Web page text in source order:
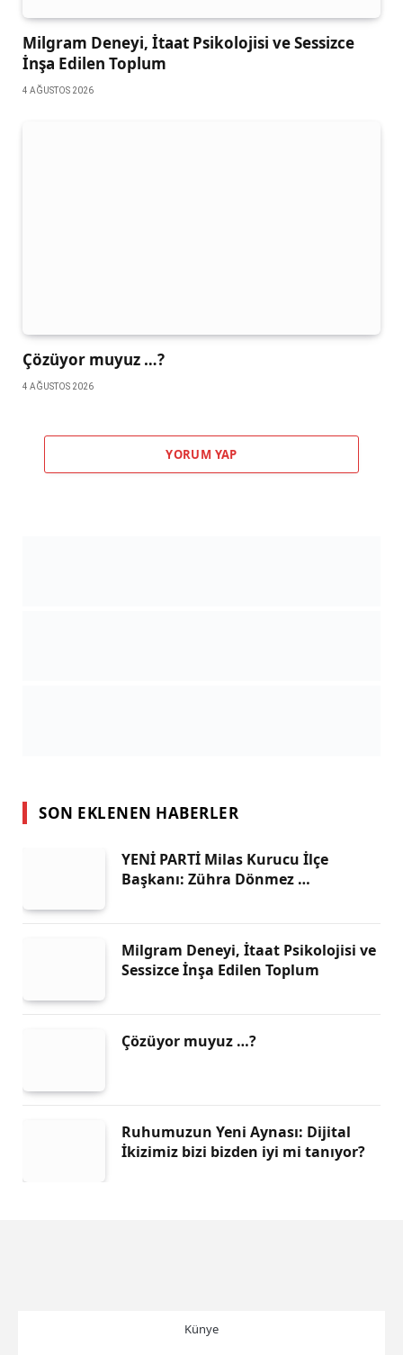
Milgram Deneyi, İtaat Psikolojisi ve Sessizce
İnşa Edilen Toplum
4 AĞUSTOS 2026
Çözüyor muyuz …?
4 AĞUSTOS 2026
YORUM YAP
SON EKLENEN HABERLER
YENİ PARTİ Milas Kurucu İlçe
Başkanı: Zühra Dönmez …
Milgram Deneyi, İtaat Psikolojisi ve
Sessizce İnşa Edilen Toplum
Çözüyor muyuz …?
Ruhumuzun Yeni Aynası: Dijital
İkizimiz bizi bizden iyi mi tanıyor?
Künye